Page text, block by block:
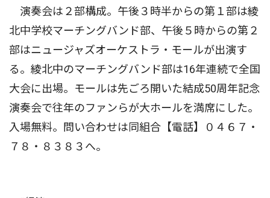
演奏会は２部構成。午後３時半からの第１部は綾
北中学校マーチングバンド部、午後５時からの第２
部はニュージャズオーケストラ・モールが出演す
る。綾北中のマーチングバンド部は16年連続で全国
大会に出場。モールは先ごろ開いた結成50周年記念
演奏会で往年のファンらが大ホールを満席にした。
入場無料。問い合わせは同組合【電話】０４６７・
７８・８３８３へ。